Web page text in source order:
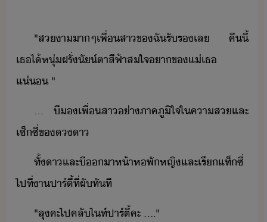
"​สา​า​ๆ​เพื่​สา​ข​ฉั​รัร​เล​ ​ ​คืี้​
เธ​ไ้​หุ่​ฝรั่​ั์ตา​สีฟ้า​สใจา​ข​แ่​เธ​
แ่​ ​"
...​ ​ี​​เพื่​สา​่า​ภาคภูิใจ​ใ​คา​ส​และ​
เซ็ซี่​ข​า
ทั้​า​และ​ี​า​ห้า​หพั​หญิ​และ​เรี​แท็ซี่​
ไป​ที่​า​ปาร์ตี้​ที่​ผั​ทัที​
"​ลุ​คะ​ไป​คลั​ไท์​ปาร์ตี้​คะ​ ​....​"